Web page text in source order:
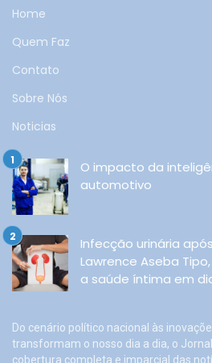
Home
Quem Faz
Contato
Sobre Nós
Noticias
O impacto da
automotivo
Infecção urinária
Lawrence Aseba
a saúde íntima em
Do cenário político nacional às
transformam o nosso dia a dia, o
cobertura completa e imparcial das